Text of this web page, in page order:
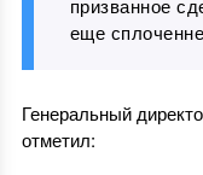
призванное
еще
Генеральный
отметил: